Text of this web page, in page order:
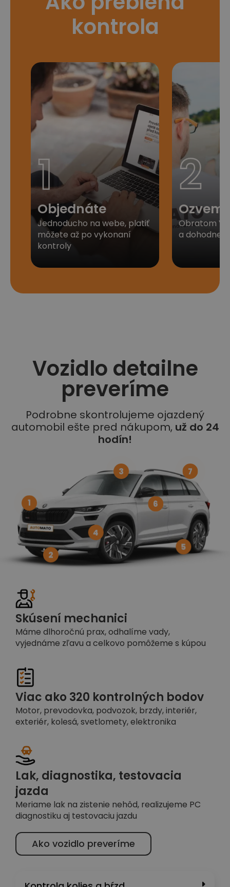
kontrola
1
Objednáte
Jednoducho na webe, platiť
môžete až po vykonaní
kontroly
2
Obratom
a
Vozidlo detailne
preveríme
Podrobne skontrolujeme ojazdený
automobil ešte pred nákupom, už do 24
hodín!
Skúsení mechanici
Máme dlhoročnú prax, odhalíme vady,
vyjednáme zľavu a celkovo pomôžeme s kúpou
Viac ako 320 kontrolných bodov
Motor, prevodovka, podvozok, brzdy, interiér,
exteriér, kolesá, svetlomety, elektronika
Lak, diagnostika, testovacia
jazda
Meriame lak na zistenie nehôd, realizujeme PC
diagnostiku aj testovaciu jazdu
Ako vozidlo preveríme
1
2
3
4
5
6
7